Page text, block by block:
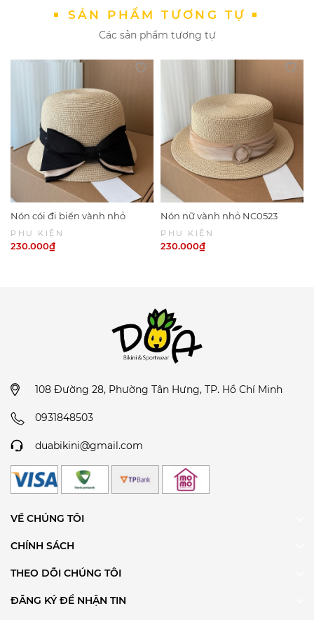
SẢN PHẨM TƯƠNG TỰ
Các sản phẩm tương tự
Nón cói đi biển vành nhỏ
NC0524
PHỤ KIỆN
230.000₫
Nón nữ vành nhỏ NC0523
PHỤ KIỆN
230.000₫
108 Đường 28, Phường Tân Hưng, TP. Hồ Chí Minh
0931848503
duabikini@gmail.com
VỀ CHÚNG TÔI
CHÍNH SÁCH
THEO DÕI CHÚNG TÔI
ĐĂNG KÝ ĐỂ NHẬN TIN